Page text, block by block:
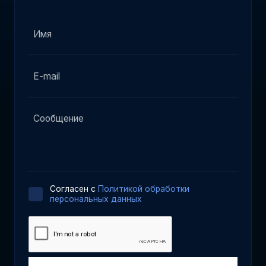
Cогласен с Политикой обработки
персональных данных